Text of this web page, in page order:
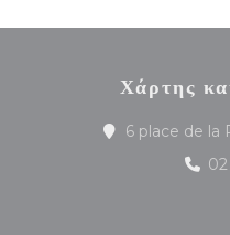
Χάρτης
6 place de la
02